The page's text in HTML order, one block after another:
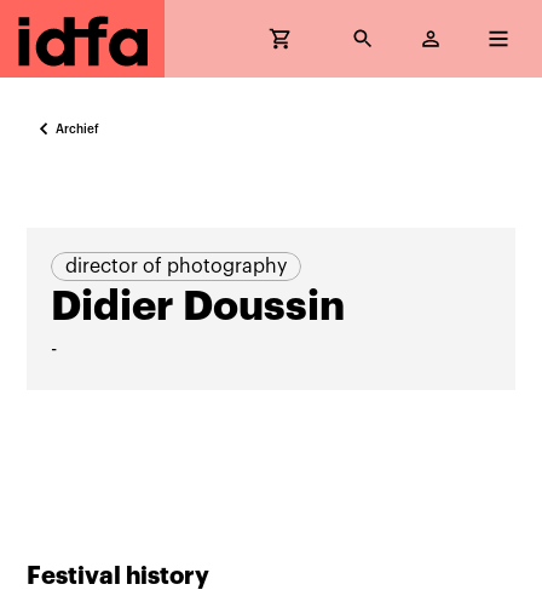
Archief
director of photography
Didier Doussin
-
Festival history